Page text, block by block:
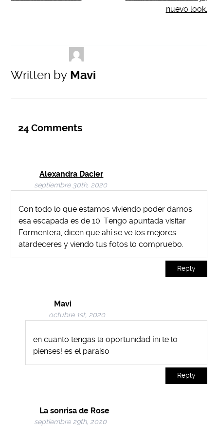
nuevo look.
Written by Mavi
24 Comments
Alexandra Dacier
septiembre 30th, 2020
Con todo lo que estamos viviendo poder darnos
esa escapada es de 10. Tengo apuntada visitar
Formentera, dicen que ahí se ve los mejores
atardeceres y viendo tus fotos lo compruebo.
Reply
Mavi
octubre 1st, 2020
en cuanto tengas la oportunidad ¡ni te lo
pienses! es el paraíso
Reply
La sonrisa de Rose
septiembre 29th, 2020